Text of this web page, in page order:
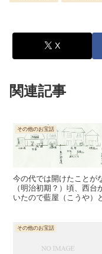
X
関連記事
その他のお宝話
今の代では開けたこと
（明治初期？）頃、
いたので藍屋（こうや
その他のお宝話